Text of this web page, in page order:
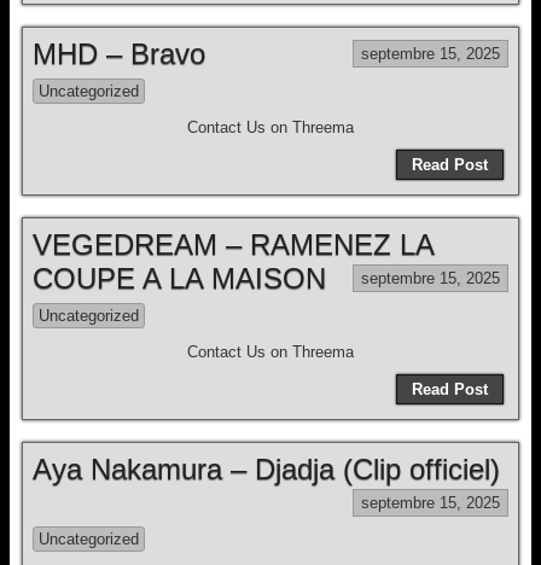
MHD – Bravo septembre 15, 2025
Uncategorized
Contact Us on Threema
Read Post
VEGEDREAM – RAMENEZ LA
COUPE A LA MAISON
septembre 15, 2025
Uncategorized
Contact Us on Threema
Read Post
Aya Nakamura – Djadja (Clip officiel)
septembre 15, 2025
Uncategorized